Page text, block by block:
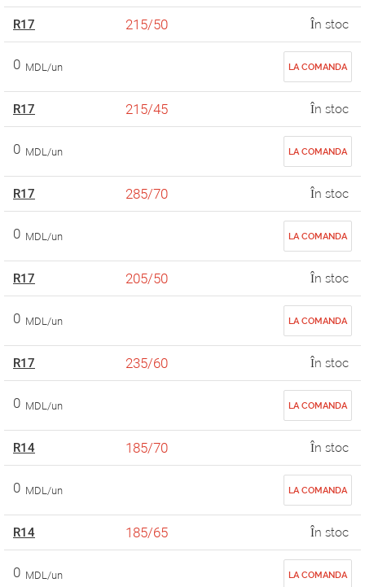
R17 215/50 În stoc
0 MDL/un LA COMANDA
R17 215/45 În stoc
0 MDL/un LA COMANDA
R17 285/70 În stoc
0 MDL/un LA COMANDA
R17 205/50 În stoc
0 MDL/un LA COMANDA
R17 235/60 În stoc
0 MDL/un LA COMANDA
R14 185/70 În stoc
0 MDL/un LA COMANDA
R14 185/65 În stoc
0 MDL/un LA COMANDA